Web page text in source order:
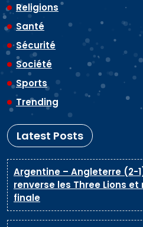
Religions
Santé
Sécurité
Société
Sports
Trending
Latest Posts
Argentine – Angleterre (2-
renverse les Three Lions et
finale